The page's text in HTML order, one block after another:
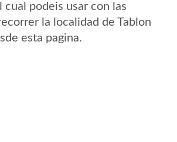
podeis usar con las
la localidad de Tablon
esta pagina.